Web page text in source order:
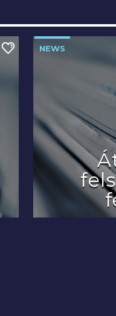
NEWS